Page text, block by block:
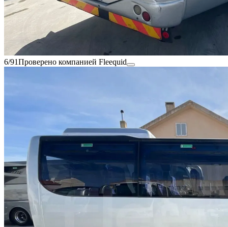
6/91Проверено компанией Fleequid